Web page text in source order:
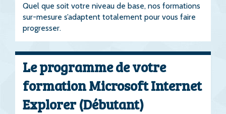
Quel que soit votre niveau de base, nos formations
sur-mesure s’adaptent totalement pour vous faire
progresser.
Le programme de votre
formation Microsoft Internet
Explorer (Débutant)